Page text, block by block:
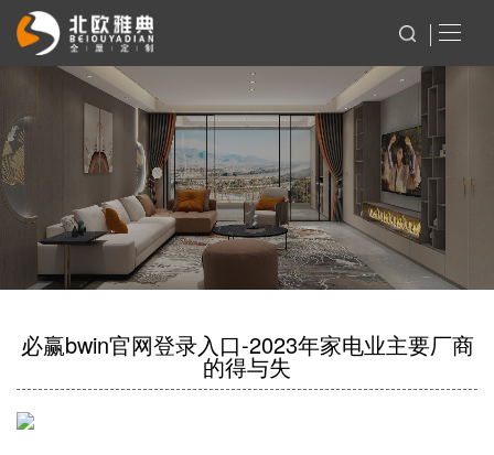
必赢bwin官网登录入口-2023年家电业主要厂商
的得与失